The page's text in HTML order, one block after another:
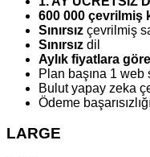
600 000 çevrilmiş
Sınırsız çevrilmiş
Sınırsız dil
Aylık fiyatlara
Plan başına 1
Bulut yapay zeka
Ödeme
LARGE